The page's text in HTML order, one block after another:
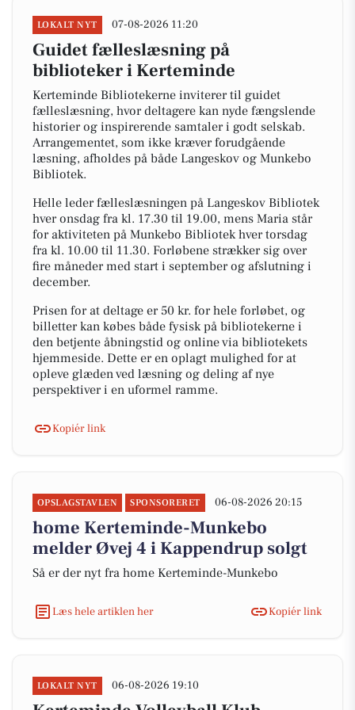
LOKALT NYT 07-08-2026 11:20
Guidet fælleslæsning på
biblioteker i Kerteminde
Kerteminde Bibliotekerne inviterer til guidet
fælleslæsning, hvor deltagere kan nyde fængslende
historier og inspirerende samtaler i godt selskab.
Arrangementet, som ikke kræver forudgående
læsning, afholdes på både Langeskov og Munkebo
Bibliotek.
Helle leder fælleslæsningen på Langeskov Bibliotek
hver onsdag fra kl. 17.30 til 19.00, mens Maria står
for aktiviteten på Munkebo Bibliotek hver torsdag
fra kl. 10.00 til 11.30. Forløbene strækker sig over
fire måneder med start i september og afslutning i
december.
Prisen for at deltage er 50 kr. for hele forløbet, og
billetter kan købes både fysisk på bibliotekerne i
den betjente åbningstid og online via bibliotekets
hjemmeside. Dette er en oplagt mulighed for at
opleve glæden ved læsning og deling af nye
perspektiver i en uformel ramme.
Kopiér link
OPSLAGSTAVLEN SPONSORERET 06-08-2026 20:15
home Kerteminde-Munkebo
melder Øvej 4 i Kappendrup solgt
Så er der nyt fra home Kerteminde-Munkebo
Læs hele artiklen her Kopiér link
LOKALT NYT 06-08-2026 19:10